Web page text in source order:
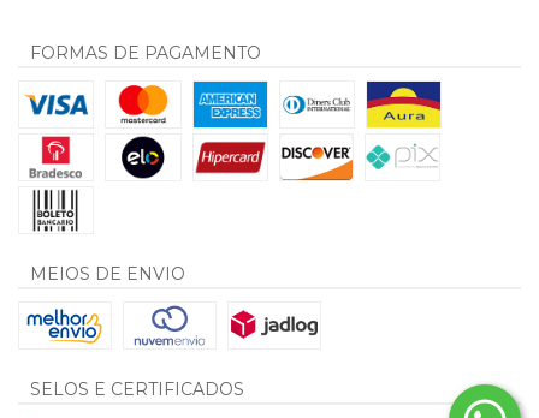
FORMAS DE PAGAMENTO
MEIOS DE ENVIO
SELOS E CERTIFICADOS